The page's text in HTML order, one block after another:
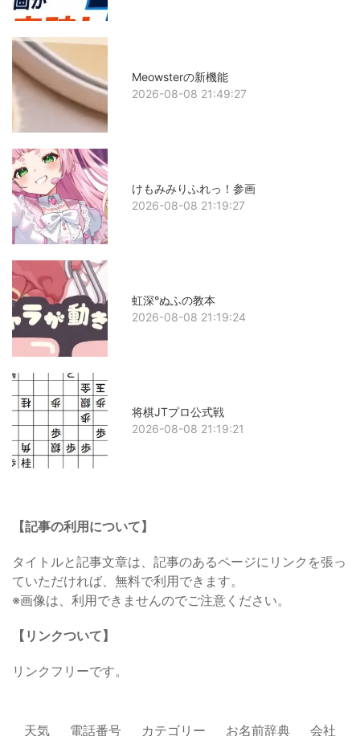
Meowsterの新機能
2026-08-08 21:49:27
けもみみりふれっ！参画
2026-08-08 21:19:27
虹深°ぬふの教本
2026-08-08 21:19:24
将棋JTプロ公式戦
2026-08-08 21:19:21
【記事の利用について】
タイトルと記事文章は、記事のあるページにリンクを張っ
ていただければ、無料で利用できます。
※画像は、利用できませんのでご注意ください。
【リンクついて】
リンクフリーです。
天気 電話番号 カテゴリー お名前辞典 会社